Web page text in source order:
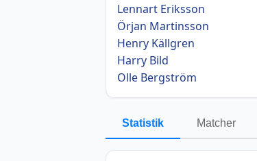
Lennart Eriksson
Örjan Martinsson
Henry Källgren
Harry Bild
Olle Bergström
Statistik Matcher